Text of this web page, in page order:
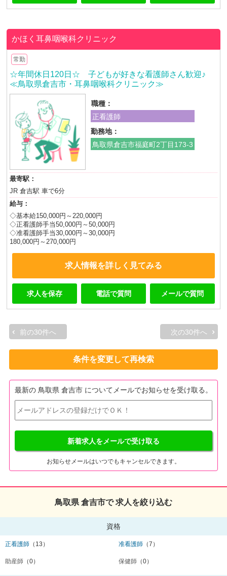
かほく耳鼻咽喉科クリニック
常勤
☆年間休日120日☆ 子どもが好きな看護師さん歓迎♪
≪鳥取県倉吉市・耳鼻咽喉科クリニック≫
職種：
正看護師
勤務地：
鳥取県倉吉市福庭町2丁目173-3
最寄駅：
JR 倉吉駅 車で6分
給与：
◇基本給150,000円～220,000円
◇正看護師手当50,000円～50,000円
◇准看護師手当30,000円～30,000円
180,000円～270,000円
求人情報を詳しく見てみる
求人を保存 電話で質問 メールで質問
前の30件へ 次の30件へ
条件を変更して再検索
最新の 鳥取県 倉吉市 についてメールでお知らせを受け取る。
新着求人をメールで受け取る
お知らせメールはいつでもキャンセルできます。
鳥取県 倉吉市で 求人を絞り込む
資格
正看護師 （13） 准看護師 （7）
助産師 （0） 保健師 （0）